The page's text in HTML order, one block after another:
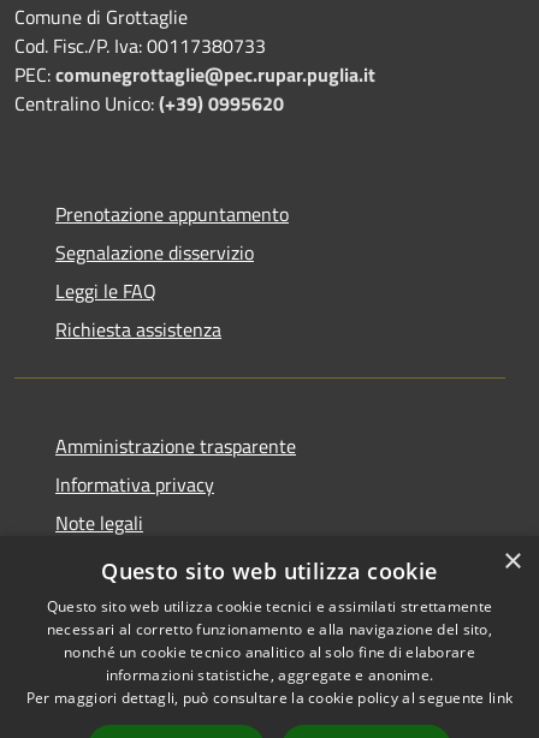
Comune di Grottaglie
Cod. Fisc./P. Iva: 00117380733
PEC:comunegrottaglie@pec.rupar.puglia.it
Centralino Unico:(+39) 0995620
Prenotazione appuntamento
Segnalazione disservizio
Leggi le FAQ
Richiesta assistenza
Amministrazione trasparente
Informativa privacy
Note legali
Dichiarazione di accessibilità
Accessibilità
Copyright © 2026 • Comune di
Grottaglie • Powered by
×
Questo sito web utilizza cookie
Questo sito web utilizza cookie tecnici e assimilati strettamente
necessari al corretto funzionamento e alla navigazione del sito,
nonché un cookie tecnico analitico al solo fine di elaborare
informazioni statistiche, aggregate e anonime.
Per maggiori dettagli, può consultare la cookie policy al seguente link